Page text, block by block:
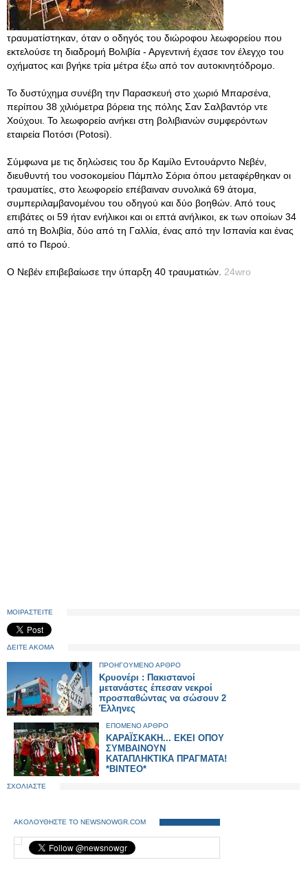
τραυματίστηκαν, όταν ο οδηγός του διώροφου λεωφορείου που
εκτελούσε τη διαδρομή Βολιβία - Αργεντινή έχασε τον έλεγχο του
οχήματος και βγήκε τρία μέτρα έξω από τον αυτοκινητόδρομο.
Το δυστύχημα συνέβη την Παρασκευή στο χωριό Μπαρσένα,
περίπου 38 χιλιόμετρα βόρεια της πόλης Σαν Σαλβαντόρ ντε
Χούχουι. Το λεωφορείο ανήκει στη βολιβιανών συμφερόντων
εταιρεία Ποτόσι (Potosi).
Σύμφωνα με τις δηλώσεις του δρ Καμίλο Εντουάρντο Νεβέν,
διευθυντή του νοσοκομείου Πάμπλο Σόρια όπου μεταφέρθηκαν οι
τραυματίες, στο λεωφορείο επέβαιναν συνολικά 69 άτομα,
συμπεριλαμβανομένου του οδηγού και δύο βοηθών. Από τους
επιβάτες οι 59 ήταν ενήλικοι και οι επτά ανήλικοι, εκ των οποίων 34
από τη Βολιβία, δύο από τη Γαλλία, ένας από την Ισπανία και ένας
από το Περού.
Ο Νεβέν επιβεβαίωσε την ύπαρξη 40 τραυματιών. 24wro
ΜΟΙΡΑΣΤΕΙΤΕ
ΔΕΙΤΕ ΑΚΟΜΑ
ΠΡΟΗΓΟΥΜΕΝΟ ΑΡΘΡΟ
Κρυονέρι : Πακιστανοί
μετανάστες έπεσαν νεκροί
προσπαθώντας να σώσουν 2
Έλληνες
ΕΠΟΜΕΝΟ ΑΡΘΡΟ
ΚΑΡΑΪΣΚΑΚΗ... ΕΚΕΙ ΟΠΟΥ
ΣΥΜΒΑΙΝΟΥΝ
ΚΑΤΑΠΛΗΚΤΙΚΑ ΠΡΑΓΜΑΤΑ!
*ΒΙΝΤΕΟ*
ΣΧΟΛΙΑΣΤΕ
ΑΚΟΛΟΥΘΗΣΤΕ ΤΟ NEWSNOWGR.COM